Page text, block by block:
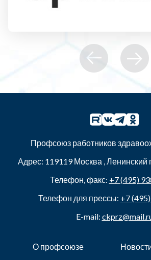
Профсоюз работников
Адрес: 119119Москва ,Ленинский
Телефон, факс: +7 (495)
Телефон для прессы: +7
E-mail:
О профсоюзе